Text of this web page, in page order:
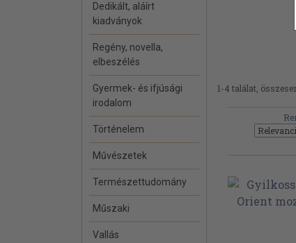
Dedikált, aláírt
kiadványok
Regény, novella,
elbeszélés
Gyermek- és ifjúsági
irodalom
Történelem
Művészetek
Természettudomány
Műszaki
Vallás
1-4 találat,